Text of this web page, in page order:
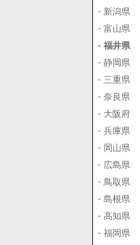
- 新潟県
- 富山県
- 福井県
- 静岡県
- 三重県
- 奈良県
- 大阪府
- 兵庫県
- 岡山県
- 広島県
- 鳥取県
- 島根県
- 高知県
- 福岡県